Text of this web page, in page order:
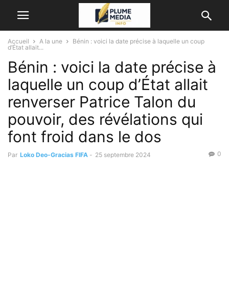
Accueil A la une
Bénin : voici la date précise à laquelle un coup
d’État allait...
Bénin : voici la date précise à
laquelle un coup d’État allait
renverser Patrice Talon du
pouvoir, des révélations qui
font froid dans le dos
Par Loko Deo-Gracias FIFA - 25 septembre 2024 0